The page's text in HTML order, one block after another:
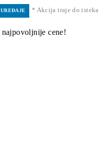
* Akcija traje do isteka
cene!